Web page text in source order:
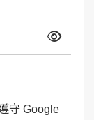
守 Google